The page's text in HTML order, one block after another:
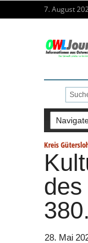
7. August
Kreis
28. Mai